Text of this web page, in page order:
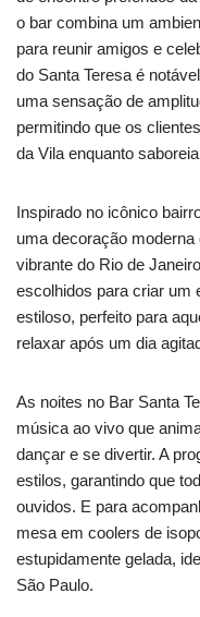
o bar combina um
para reunir amigos e
do Santa Teresa é
uma sensação de
permitindo que os
da Vila enquanto
Inspirado no icônico
uma decoração
vibrante do Rio de
escolhidos para criar um
estiloso, perfeito para
relaxar após um dia
As noites no Bar Santa
música ao vivo que
dançar e se divertir. A
estilos, garantindo que
ouvidos. E para
mesa em coolers de
estupidamente gelada,
São Paulo.